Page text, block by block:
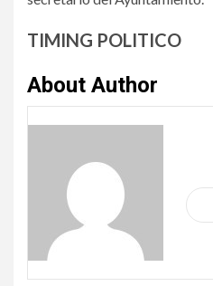
TIMING POLITICO
About Author